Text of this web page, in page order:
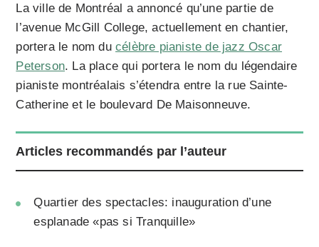
La ville de Montréal a annoncé qu’une partie de
l’avenue McGill College, actuellement en chantier,
portera le nom ducélèbre pianiste de jazz Oscar
Peterson. La place qui portera le nom du légendaire
pianiste montréalais s’étendra entre la rue Sainte-
Catherine et le boulevard De Maisonneuve.
Articles recommandés par l’auteur
Quartier des spectacles: inauguration d’une
esplanade «pas si Tranquille»